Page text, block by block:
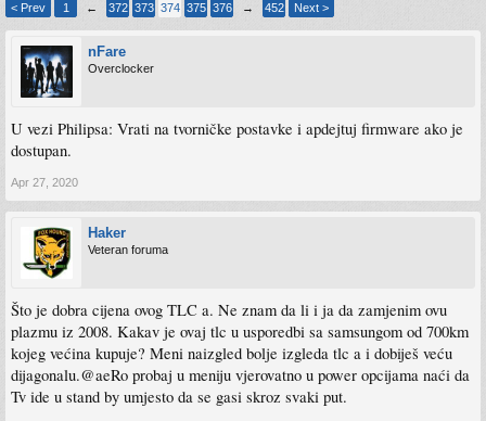
< Prev 1 ← 372 373 374 375 376 → 452 Next >
nFare
Overclocker
U vezi Philipsa: Vrati na tvorničke postavke i apdejtuj firmware ako je
dostupan.
Apr 27, 2020
Haker
Veteran foruma
Što je dobra cijena ovog TLC a. Ne znam da li i ja da zamjenim ovu
plazmu iz 2008. Kakav je ovaj tlc u usporedbi sa samsungom od 700km
kojeg većina kupuje? Meni naizgled bolje izgleda tlc a i dobiješ veću
dijagonalu.@aeRo probaj u meniju vjerovatno u power opcijama naći da
Tv ide u stand by umjesto da se gasi skroz svaki put.